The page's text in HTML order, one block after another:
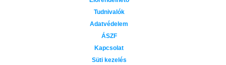
Tudnivalók
Adatvédelem
ÁSZF
Kapcsolat
Süti kezelés